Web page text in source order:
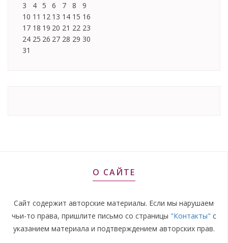
3
4 5 6 7 8
9
10 11 12 13 14 15 16
17 18 19 20 21 22 23
24 25 26 27 28 29 30
31
О САЙТЕ
Сайт содержит авторские материалы. Если мы нарушаем
чьи-то права, пришлите письмо со страницы "Контакты" с
указанием материала и подтверждением авторских прав.